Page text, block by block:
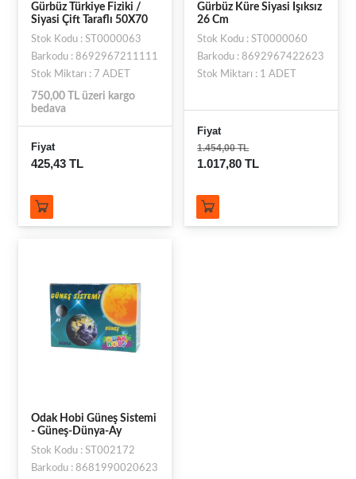
Gürbüz Türkiye Fiziki /
Siyasi Çift Taraflı 50X70
Stok Kodu : ST0000063
Barkodu : 8692967211111
Stok Miktarı : 7 ADET
750,00 TL üzeri kargo
bedava
Fiyat
425,43 TL
Gürbüz Küre Siyasi Işıksız
26 Cm
Stok Kodu : ST0000060
Barkodu : 8692967422623
Stok Miktarı : 1 ADET
Fiyat
1.454,00 TL
1.017,80 TL
Odak Hobi Güneş Sistemi
- Güneş-Dünya-Ay
Stok Kodu : ST002172
Barkodu : 8681990020623